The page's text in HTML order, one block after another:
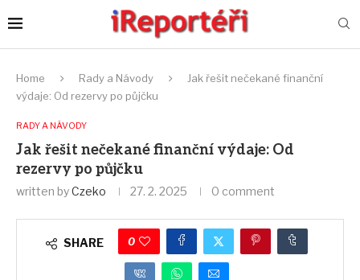
Home Rady a Návody
Jak řešit nečekané finanční
výdaje: Od rezervy po půjčku
RADY A NÁVODY
Jak řešit nečekané finanční výdaje: Od
rezervy po půjčku
written byCzeko 27. 2. 2025 0 comment
SHARE 0